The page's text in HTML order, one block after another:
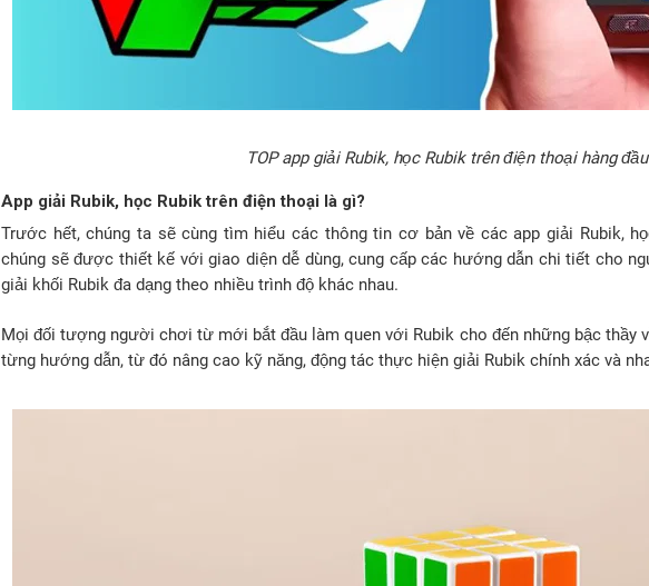
TOP app giải Rubik, học Rubik trên điện thoại hàng đầu
App giải Rubik, học Rubik trên điện thoại là gì?
Trước hết, chúng ta sẽ cùng tìm hiểu các thông tin cơ bản về các app giải Rubik,
chúng sẽ được thiết kế với giao diện dễ dùng, cung cấp các hướng dẫn chi tiết cho
giải khối Rubik đa dạng theo nhiều trình độ khác nhau.
Mọi đối tượng người chơi từ mới bắt đầu làm quen với Rubik cho đến những bậc thầy
từng hướng dẫn, từ đó nâng cao kỹ năng, động tác thực hiện giải Rubik chính xác và